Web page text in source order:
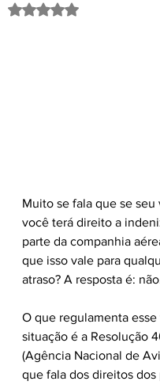
Avaliado com NaN de 5
Muito se fala que se seu
você terá direito a
parte da companhia
que isso vale para
atraso? A resposta é:
O que regulamenta
situação é a Resolução
(Agência Nacional de
que fala dos direitos dos